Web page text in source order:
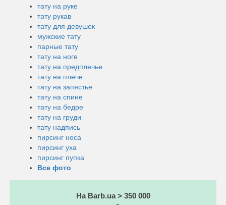
тату на руке
тату рукав
тату для девушек
мужские тату
парные тату
тату на ноге
тату на предплечье
тату на плече
тату на запястье
тату на спине
тату на бедре
тату на груди
тату надпись
пирсинг носа
пирсинг уха
пирсинг пупка
Все фото
На Barb.ua > 350 000